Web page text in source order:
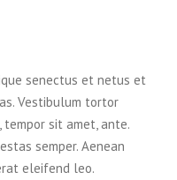
senectus et netus et
Vestibulum tortor
sit amet, ante.
semper. Aenean
eleifend leo.